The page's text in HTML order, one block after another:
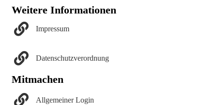
Weitere Informationen
Impressum
Datenschutzverordnung
Mitmachen
Allgemeiner Login